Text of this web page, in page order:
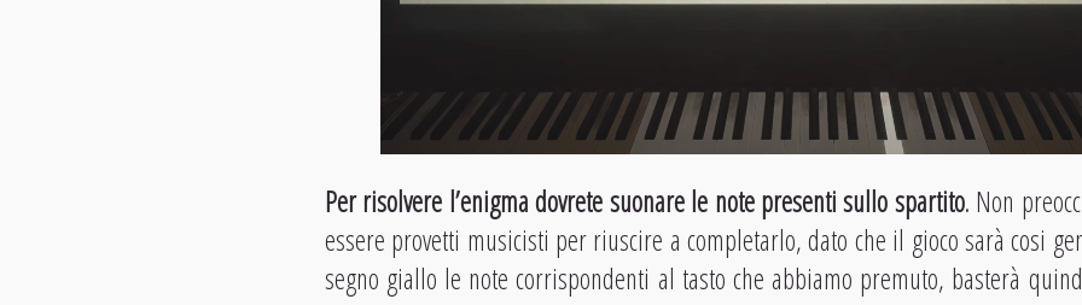
Per risolvere l’enigma dovrete suonare le note presenti sullo spartito. Non
essere provetti musicisti per riuscire a completarlo, dato che il gioco sarà cosi
segno giallo le note corrispondenti al tasto che abbiamo premuto, basterà